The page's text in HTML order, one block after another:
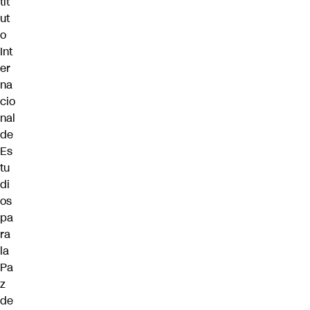
ut
o
Int
er
na
cio
nal
de
Es
tu
di
os
pa
ra
la
Pa
z
de